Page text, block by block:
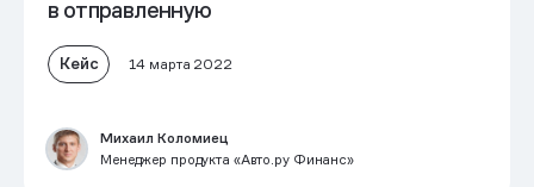
в отправленную
Кейс 14 марта 2022
Михаил Коломиец
Менеджер продукта «Авто.ру Финанс»